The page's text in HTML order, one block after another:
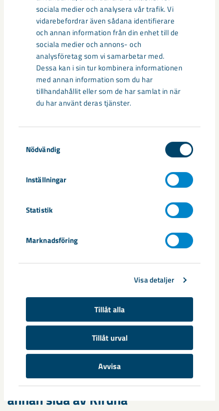
sociala medier och analysera vår trafik. Vi
vidarebefordrar även sådana identifierare
och annan information från din enhet till de
sociala medier och annons- och
analysföretag som vi samarbetar med.
Dessa kan i sin tur kombinera informationen
med annan information som du har
tillhandahållit eller som de har samlat in när
du har använt deras tjänster.
Nödvändig
Inställningar
Statistik
Marknadsföring
Visa detaljer
Tillåt alla
Tillåt urval
Avvisa
Sibirien-området i gamla Kiruna
centrum avvecklas under 2026
Under sommaren 2026 fortsätter avveckling av fastigheter i
– bland annat ...
Handbollstalanger upptäckte en
annan sida av Kiruna